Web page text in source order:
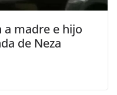
a madre e hijo
de Neza